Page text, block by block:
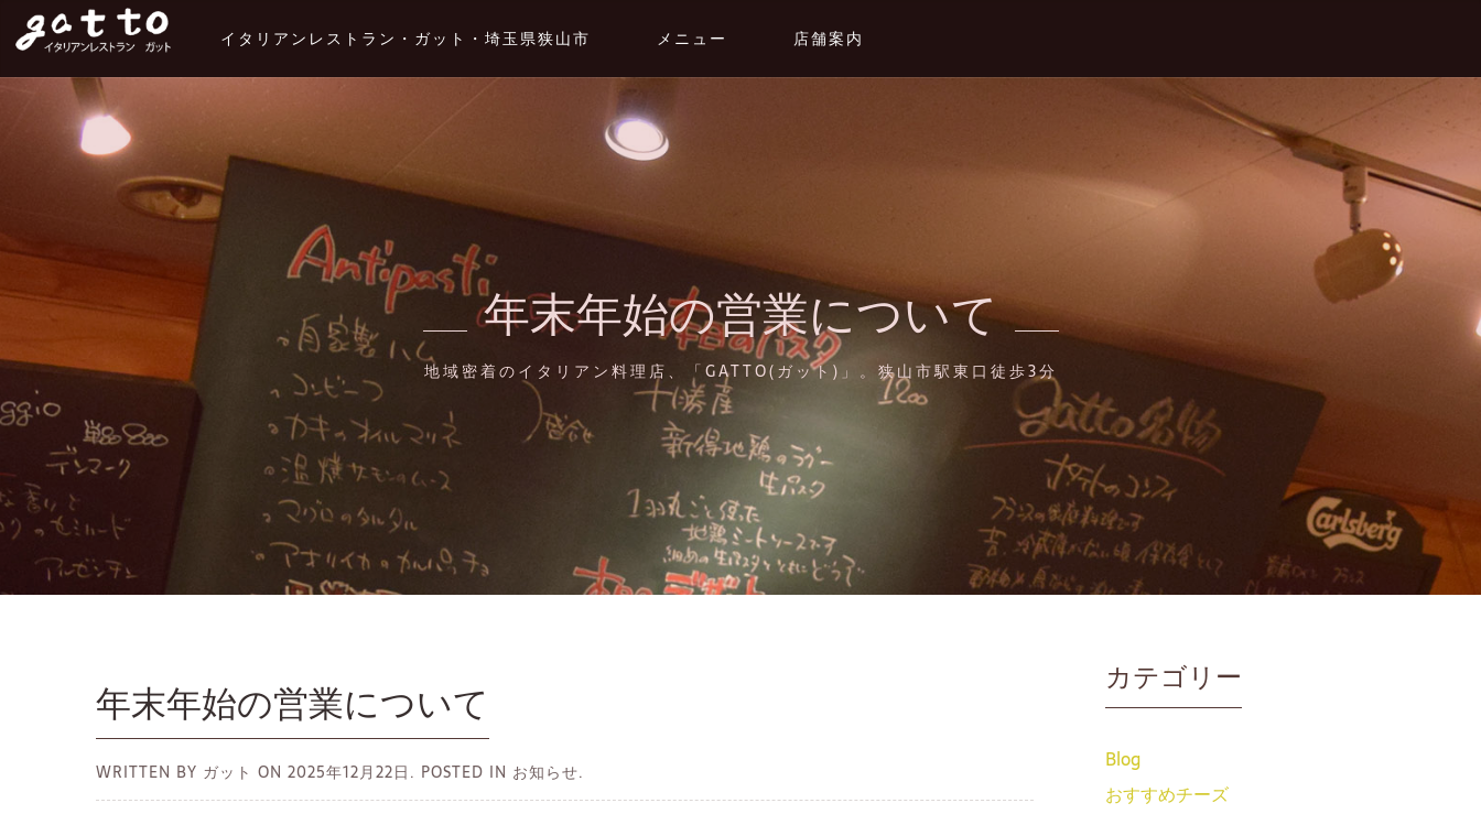
イタリアンレストラン・ガット・埼玉県狭山市 メニュー 店舗案内
年末年始の営業について
地域密着のイタリアン料理店、「GATTO(ガット)」。狭山市駅東口徒歩3分
年末年始の営業について
WRITTEN BY ガット ON 2025年12月22日. POSTED IN お知らせ.
カテゴリー
Blog
おすすめチーズ